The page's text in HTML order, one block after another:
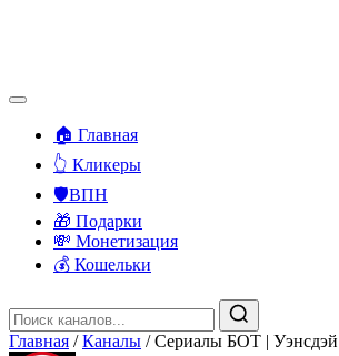
🏠 Главная
👆 Кликеры
🛡️ВПН
🎁 Подарки
💸 Монетизация
💰 Кошельки
Главная / Каналы / Сериалы БОТ | Уэнсдэй